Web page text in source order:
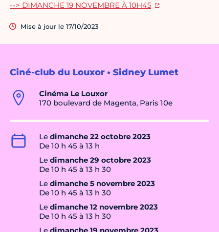
Ciné-club du Louxor • Sidney Lumet
Cinéma Le Louxor
170 boulevard de Magenta, Paris 10e
Le dimanche 22 octobre 2023
De 10 h 45 à 13 h
Le dimanche 29 octobre 2023
De 10 h 45 à 13 h 30
Le dimanche 5 novembre 2023
De 10 h 45 à 13 h 30
Le dimanche 12 novembre 2023
De 10 h 45 à 13 h 30
--> DIMANCHE 19 NOVEMBRE À 10H45
Mise à jour le 17/10/2023